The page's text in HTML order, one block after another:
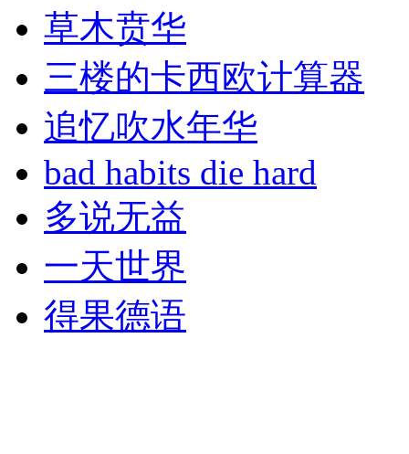
草木贲华
三楼的卡西欧计算器
追忆吹水年华
bad habits die hard
多说无益
一天世界
得果德语